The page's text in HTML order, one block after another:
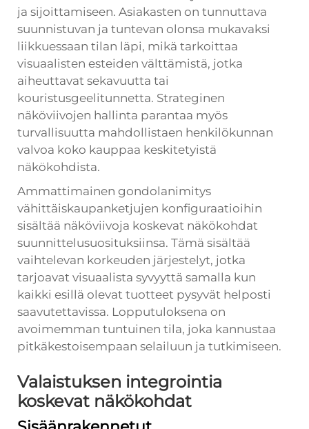
ja sijoittamiseen. Asiakasten on tunnuttava
suunnistuvan ja tuntevan olonsa mukavaksi
liikkuessaan tilan läpi, mikä tarkoittaa
visuaalisten esteiden välttämistä, jotka
aiheuttavat sekavuutta tai
kouristusgeelitunnetta. Strateginen
näköviivojen hallinta parantaa myös
turvallisuutta mahdollistaen henkilökunnan
valvoa koko kauppaa keskitetyistä
näkökohdista.
Ammattimainen gondolanimitys
vähittäiskaupanketjujen konfiguraatioihin
sisältää näköviivoja koskevat näkökohdat
suunnittelusuosituksiinsa. Tämä sisältää
vaihtelevan korkeuden järjestelyt, jotka
tarjoavat visuaalista syvyyttä samalla kun
kaikki esillä olevat tuotteet pysyvät helposti
saavutettavissa. Lopputuloksena on
avoimemman tuntuinen tila, joka kannustaa
pitkäkestoisempaan selailuun ja tutkimiseen.
Valaistuksen integrointia
koskevat näkökohdat